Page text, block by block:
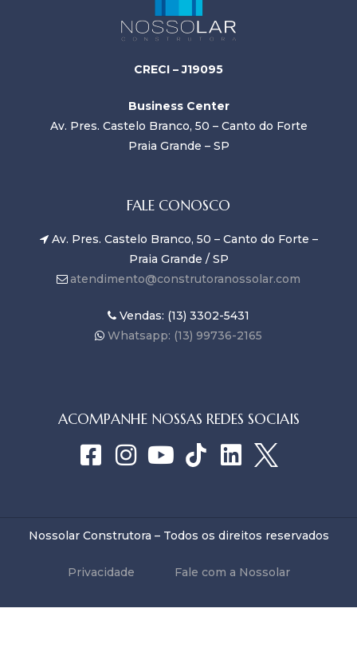
CRECI – J19095
Business Center
Av. Pres. Castelo Branco, 50 – Canto do Forte
Praia Grande – SP
FALE CONOSCO
Av. Pres. Castelo Branco, 50 – Canto do Forte –
Praia Grande / SP
atendimento@construtoranossolar.com
Vendas: (13) 3302-5431
Whatsapp: (13) 99736-2165
ACOMPANHE NOSSAS REDES SOCIAIS
Nossolar Construtora – Todos os direitos reservados
Privacidade Fale com a Nossolar